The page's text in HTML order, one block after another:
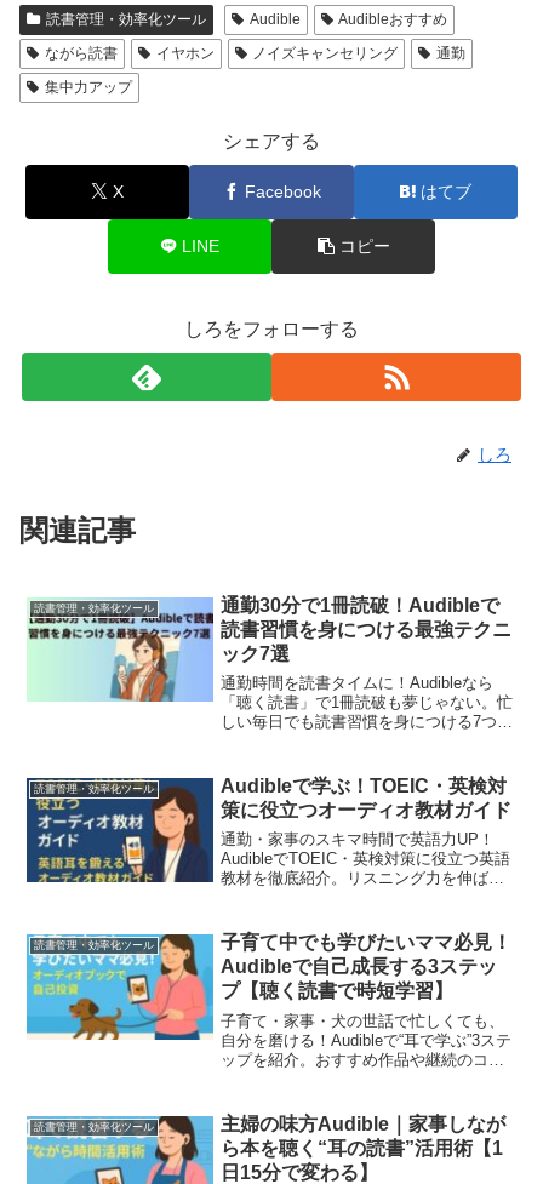
読書管理・効率化ツール Audible
Audibleおすすめ
ながら読書
イヤホン ノイズキャンセリング
通勤
集中力アップ
シェアする
X Facebook はてブ
LINE コピー
しろをフォローする
しろ
関連記事
読書管理・効率化ツール
通勤30分で1冊読破！Audibleで
読書習慣を身につける最強テクニ
ック7選
通勤時間を読書タイムに！Audibleなら
「聴く読書」で1冊読破も夢じゃない。忙
しい毎日でも読書習慣を身につける7つの
読書管理・効率化ツール
Audibleで学ぶ！TOEIC・英検対
策に役立つオーディオ教材ガイド
通勤・家事のスキマ時間で英語力UP！
AudibleでTOEIC・英検対策に役立つ英語
教材を徹底紹介。リスニング力を伸ばす
読書管理・効率化ツール
子育て中でも学びたいママ必見！
Audibleで自己成長する3ステッ
プ【聴く読書で時短学習】
子育て・家事・犬の世話で忙しくても、
自分を磨ける！Audibleで“耳で学ぶ”3ステ
ップを紹介。おすすめ作品や継続のコツ
読書管理・効率化ツール
主婦の味方Audible｜家事しなが
ら本を聴く“耳の読書”活用術【1
日15分で変わる】